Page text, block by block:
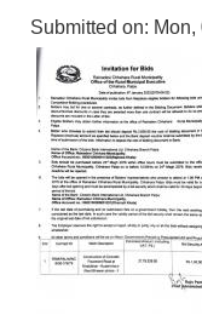
Submitted on: Mon,